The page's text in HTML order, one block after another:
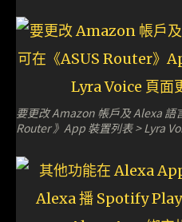
要更改 Amazon 帳戶及 Alexa 語
Router 》App 裝置列表 > Lyra